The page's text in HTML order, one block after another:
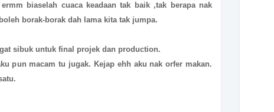
biaselah cuaca keadaan tak baik ,tak berapa nak
borak-borak dah lama kita tak jumpa.
sibuk untuk final projek dan production.
pun macam tu jugak. Kejap ehh aku nak orfer makan.